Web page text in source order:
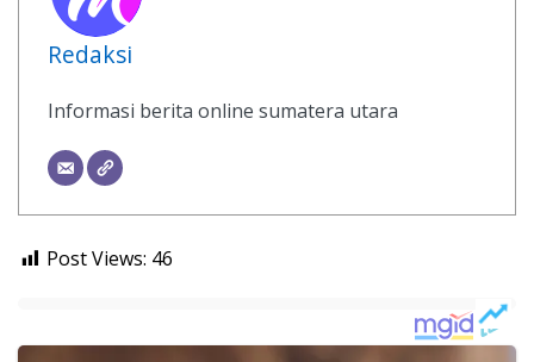
Redaksi
Informasi berita online sumatera utara
Post Views: 46